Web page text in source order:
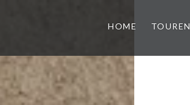
HOME TOUREN